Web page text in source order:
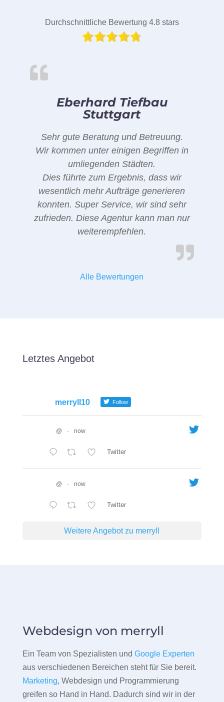
Durchschnittliche Bewertung 4.8 stars
Eberhard Tiefbau
Stuttgart
Sehr gute Beratung und Betreuung.
Wir kommen unter einigen Begriffen in
umliegenden Städten.
Dies führte zum Ergebnis, dass wir
wesentlich mehr Aufträge generieren
konnten. Super Service, wir sind sehr
zufrieden. Diese Agentur kann man nur
weiterempfehlen.
Alle Bewertungen
Letztes Angebot
merryll10 Follow
@ · now
Twitter
@ · now
Twitter
Weitere Angebot zu merryll
Webdesign von merryll
Ein Team von Spezialisten und Google Experten
aus verschiedenen Bereichen steht für Sie bereit.
Marketing, Webdesign und Programmierung
greifen so Hand in Hand. Dadurch sind wir in der